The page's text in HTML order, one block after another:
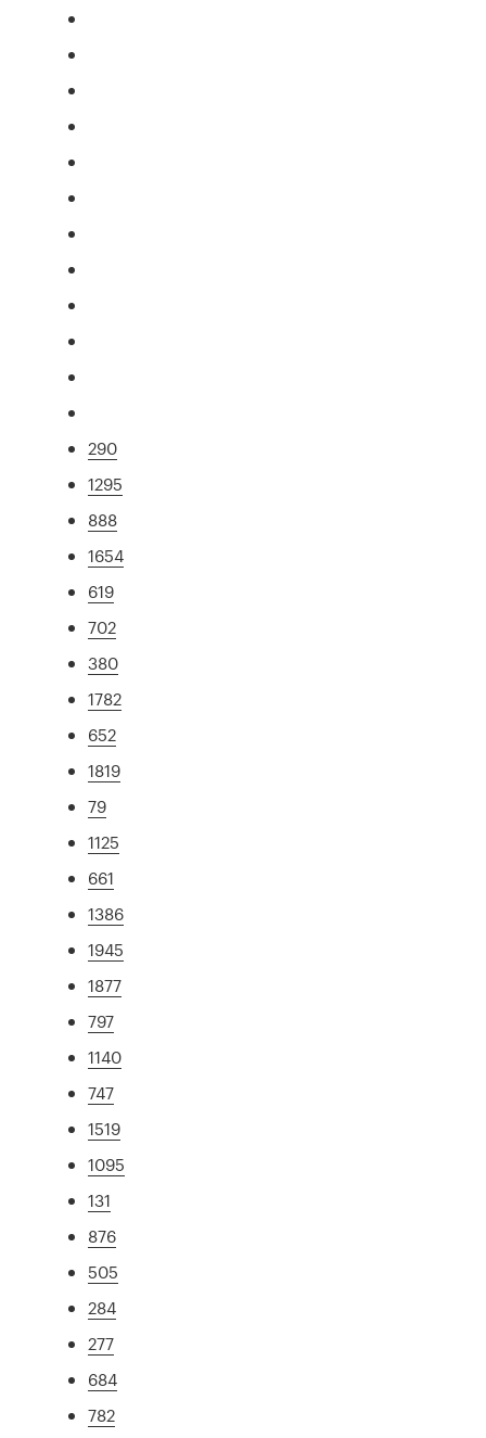
290
1295
888
1654
619
702
380
1782
652
1819
79
1125
661
1386
1945
1877
797
1140
747
1519
1095
131
876
505
284
277
684
782